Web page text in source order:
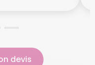
devis